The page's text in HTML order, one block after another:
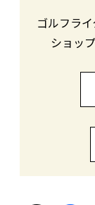
ゴルフラ
ショッ